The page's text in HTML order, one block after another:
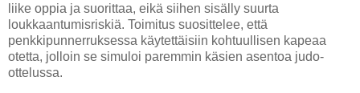
liike oppia ja suorittaa, eikä siihen sisälly suurta
loukkaantumisriskiä. Toimitus suosittelee, että
penkkipunnerruksessa käytettäisiin kohtuullisen kapeaa
otetta, jolloin se simuloi paremmin käsien asentoa judo-
ottelussa.